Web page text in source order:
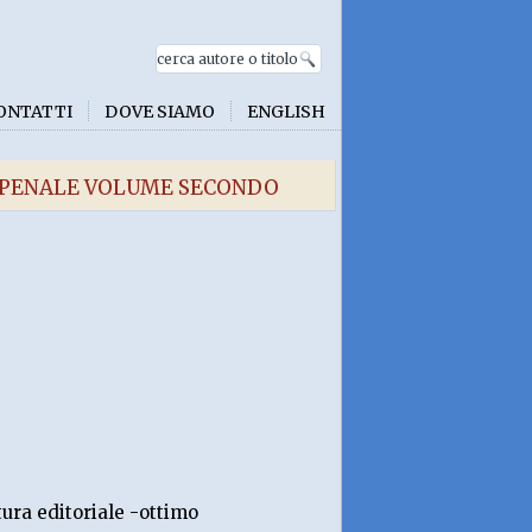
DOVE SIAMO ENGLISH
VOLUME SECONDO
editoriale -ottimo